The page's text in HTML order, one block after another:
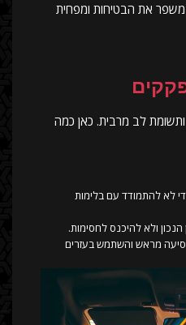
משפר את הבטיחות ומפחית
ותשומת לב מרבית. כאן כמה
לא להתמודד עם בלימות
הנכון ולא להיכנס לחסימות.
מראש והשתמש בעזרים